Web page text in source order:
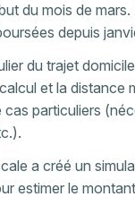
du mois de
depuis
du trajet
et la distance
cas particuliers
a créé un
estimer le